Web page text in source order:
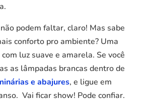
não podem faltar, claro! Mas sabe
conforto pro ambiente? Uma
com luz suave e amarela. Se você
as lâmpadas brancas dentro de
e abajures, e ligue em
Vai ficar show! Pode confiar.